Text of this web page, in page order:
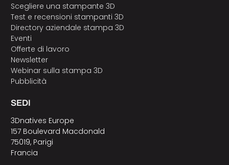
Scegliere una stampante 3D
Test e recensioni stampanti 3D
Directory aziendale stampa 3D
Eventi
Offerte di lavoro
Newsletter
Webinar sulla stampa 3D
Pubblicità
SEDI
3Dnatives Europe
157 Boulevard Macdonald
75019, Parigi
Francia